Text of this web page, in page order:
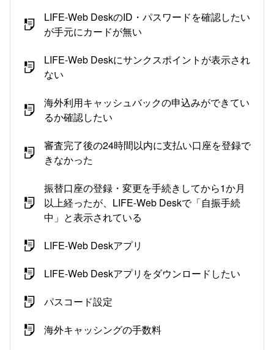
LIFE-Web DeskのID・パスワードを確認したい
が手元にカードが無い
LIFE-Web Deskにサンクスポイントが表示され
ない
海外利用キャッシュバックの申込みができてい
るか確認したい
審査完了後の24時間以内に支払い口座を登録で
きなかった
振替口座の登録・変更を手続きしてから1か月
以上経ったが、LIFE-Web Deskで「自振手続
中」と表示されている
LIFE-Web Deskアプリ
LIFE-Web Deskアプリをダウンロードしたい
パスコード設定
海外キャッシングの手数料